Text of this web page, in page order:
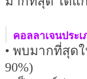
คอลลาเจนประเ
• พบมากที่สุด
90%)